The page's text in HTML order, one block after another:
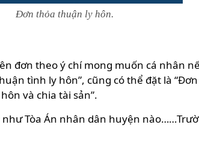
Đơn thỏa thuận ly hôn.
đơn theo ý chí mong muốn cá nhân
tình ly hôn”, cũng có thể đặt là
và chia tài sản”.
Tòa Án nhân dân huyện